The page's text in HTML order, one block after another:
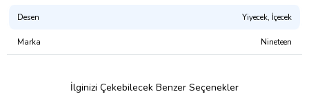
Desen Yiyecek, İçecek
Marka Nineteen
İlginizi Çekebilecek Benzer Seçenekler